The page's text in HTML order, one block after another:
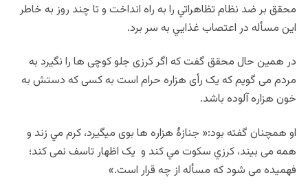
محقق بر ضد نظام تظاهراتي را به راه انداخت و تا چند روز به خاطر
اين مسأله در اعتصاب غذايي به سر برد.
در همين حال محقق گفت كه اگر کرزی جلو کوچی ها را نگیرد به
مردم می گویم که یک رأی هزاره حرام است به کسی که دستش به
خون هزاره آلوده باشد.
او همچنان گفته بود:« جنازۀ هزاره ها بوی میگیرد، کرم مي زند و
همه می بیند، كرزي سكوت مي كند و یک اظهار تاسف نمی کند؛
فهمیده می شود که مسأله از چه قرار است.»­